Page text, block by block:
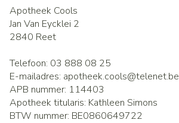
Apotheek Cools
Jan Van Eycklei 2
2840 Reet
Telefoon: 03 888 08 25
E-mailadres: apotheek.cools@telenet.be
APB nummer: 114403
Apotheek titularis: Kathleen Simons
BTW nummer: BE0860649722